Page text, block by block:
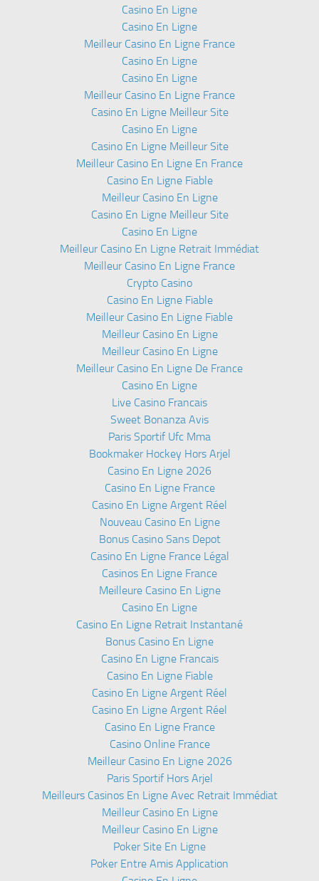
Casino En Ligne
Casino En Ligne
Meilleur Casino En Ligne France
Casino En Ligne
Casino En Ligne
Meilleur Casino En Ligne France
Casino En Ligne Meilleur Site
Casino En Ligne
Casino En Ligne Meilleur Site
Meilleur Casino En Ligne En France
Casino En Ligne Fiable
Meilleur Casino En Ligne
Casino En Ligne Meilleur Site
Casino En Ligne
Meilleur Casino En Ligne Retrait Immédiat
Meilleur Casino En Ligne France
Crypto Casino
Casino En Ligne Fiable
Meilleur Casino En Ligne Fiable
Meilleur Casino En Ligne
Meilleur Casino En Ligne
Meilleur Casino En Ligne De France
Casino En Ligne
Live Casino Francais
Sweet Bonanza Avis
Paris Sportif Ufc Mma
Bookmaker Hockey Hors Arjel
Casino En Ligne 2026
Casino En Ligne France
Casino En Ligne Argent Réel
Nouveau Casino En Ligne
Bonus Casino Sans Depot
Casino En Ligne France Légal
Casinos En Ligne France
Meilleure Casino En Ligne
Casino En Ligne
Casino En Ligne Retrait Instantané
Bonus Casino En Ligne
Casino En Ligne Francais
Casino En Ligne Fiable
Casino En Ligne Argent Réel
Casino En Ligne Argent Réel
Casino En Ligne France
Casino Online France
Meilleur Casino En Ligne 2026
Paris Sportif Hors Arjel
Meilleurs Casinos En Ligne Avec Retrait Immédiat
Meilleur Casino En Ligne
Meilleur Casino En Ligne
Poker Site En Ligne
Poker Entre Amis Application